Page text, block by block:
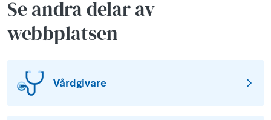
Se andra delar av
webbplatsen
Vårdgivare